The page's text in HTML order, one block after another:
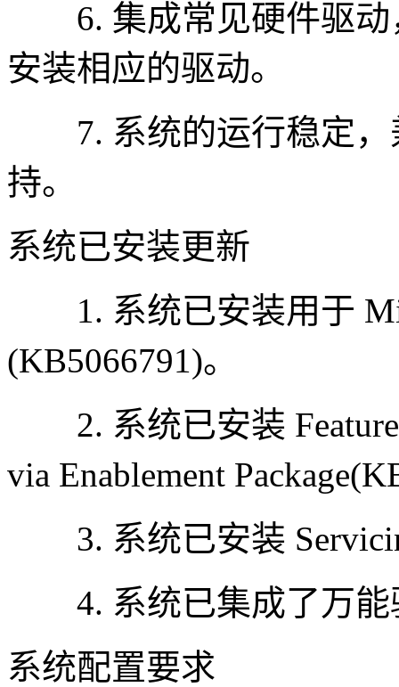
6. 集成常见硬件驱动
安装相应的驱动。
7. 系统的运行稳定，
持。
系统已安装更新
1. 系统已安装用于
(KB5066791)。
2. 系统已安装 Feature
via Enablement
3. 系统已安装
4. 系统已集成了万能
系统配置要求